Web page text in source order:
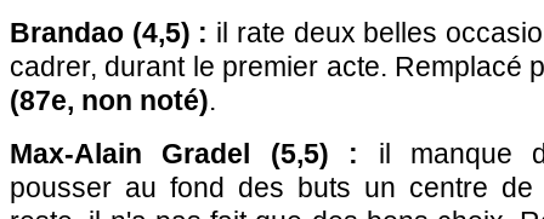
Brandao (4,5) : il rate deux belles
cadrer, durant le premier acte. Remplacé
(87e, non noté).
Max-Alain Gradel (5,5) : il manque
pousser au fond des buts un centre